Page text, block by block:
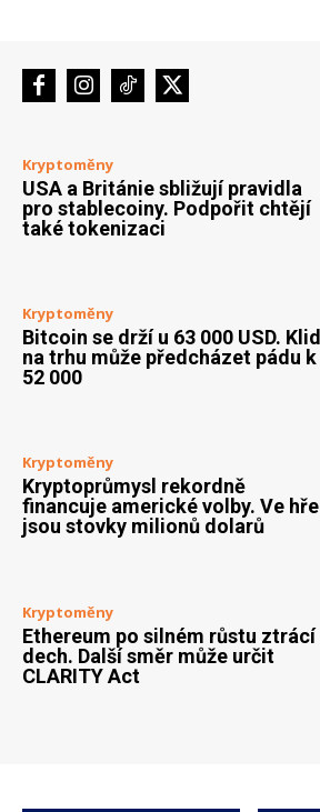
Kryptoměny
USA a Británie sbližují pravidla
pro stablecoiny. Podpořit chtějí
také tokenizaci
Kryptoměny
Bitcoin se drží u 63 000 USD. Klid
na trhu může předcházet pádu k
52 000
Kryptoměny
Kryptoprůmysl rekordně
financuje americké volby. Ve hře
jsou stovky milionů dolarů
Kryptoměny
Ethereum po silném růstu ztrácí
dech. Další směr může určit
CLARITY Act